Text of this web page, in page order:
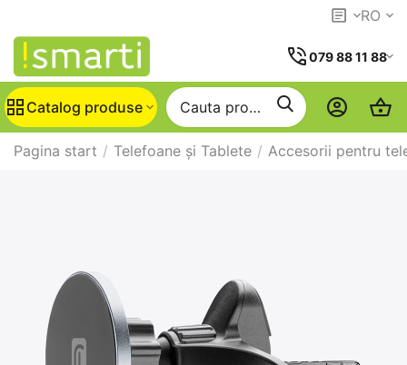
RO
079 88 11 88
Catalog produse
Pagina start / Telefoane și Tablete / Accesorii pentru